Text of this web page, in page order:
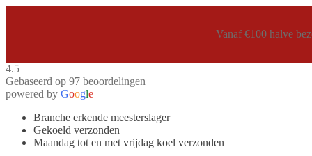
Vanaf €100 halve
4.5
Gebaseerd op 97 beoordelingen
powered by Google
Branche erkende meesterslager
Gekoeld verzonden
Maandag tot en met vrijdag koel verzonden